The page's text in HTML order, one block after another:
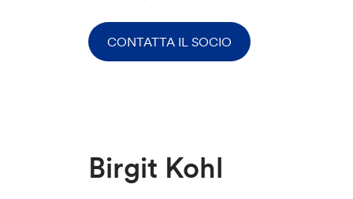
CONTATTA IL SOCIO
Birgit Kohl